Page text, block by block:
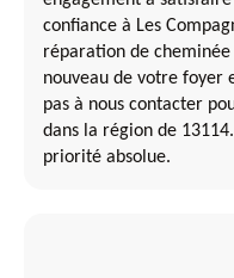
confiance à Les
réparation de
nouveau de votre foyer
pas à nous contacter
dans la région de
priorité absolue.